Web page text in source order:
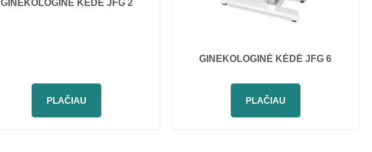
GINEKOLOGINĖ KĖDĖ JFG 2
PLAČIAU
GINEKOLOGINĖ KĖDĖ JFG 6
PLAČIAU